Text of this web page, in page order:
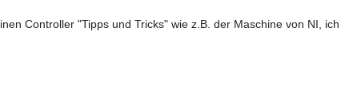
Controller "Tipps und Tricks" wie z.B. der Maschine von NI,